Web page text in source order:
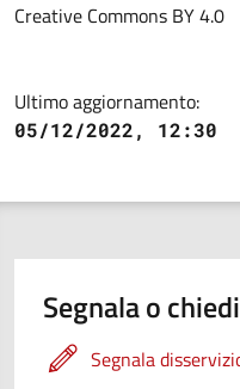
Creative Commons BY 4.0
Ultimo aggiornamento:
05/12/2022, 12:30
Segnala o
Segnala